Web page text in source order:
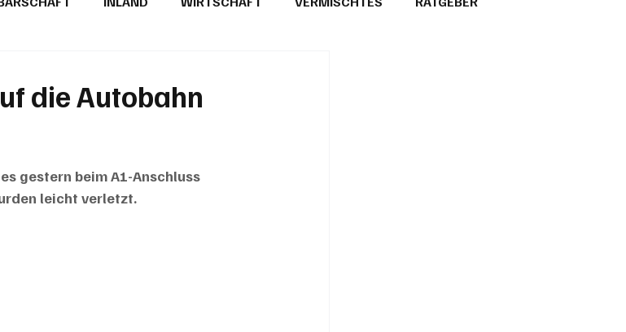
die Autobahn
gestern beim A1-Anschluss
leicht verletzt.